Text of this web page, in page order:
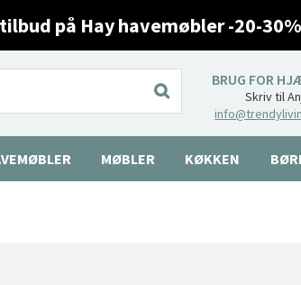
på Hay havemøbler -20-
BRUG FOR
Skriv til
MØBLER KØKKEN